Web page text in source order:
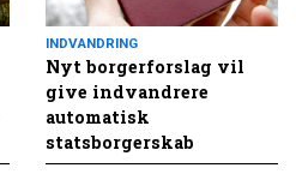
INDVANDRING
Nyt borgerforslag vil
give indvandrere
automatisk
statsborgerskab